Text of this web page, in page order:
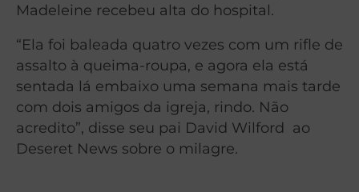
Madeleine recebeu alta do hospital.
“Ela foi baleada quatro vezes com um rifle de
assalto à queima-roupa, e agora ela está
sentada lá embaixo uma semana mais tarde
com dois amigos da igreja, rindo. Não
acredito”, disse seu pai David Wilford ao
Deseret News sobre o milagre.